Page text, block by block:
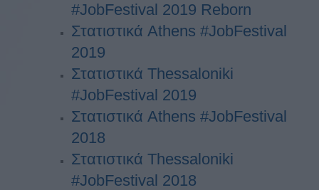
#JobFestival 2019 Reborn
Στατιστικά Athens #JobFestival
2019
Στατιστικά Thessaloniki
#JobFestival 2019
Στατιστικά Athens #JobFestival
2018
Στατιστικά Thessaloniki
#JobFestival 2018